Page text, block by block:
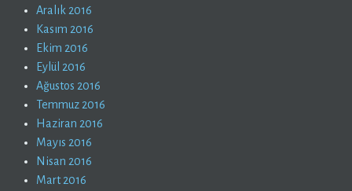
Aralık 2016
Kasım 2016
Ekim 2016
Eylül 2016
Ağustos 2016
Temmuz 2016
Haziran 2016
Mayıs 2016
Nisan 2016
Mart 2016